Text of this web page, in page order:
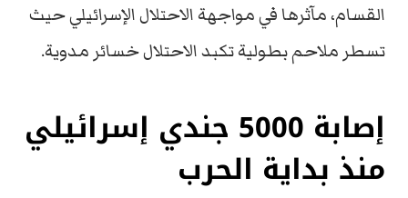
القسام، مآثرها في مواجهة الاحتلال الإسرائيلي حيث
تسطر ملاحم بطولية تكبد الاحتلال خسائر مدوية.
إصابة 5000 جندي إسرائيلي
منذ بداية الحرب